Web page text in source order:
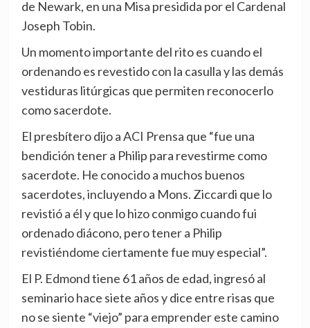
de Newark, en una Misa presidida por el Cardenal
Joseph Tobin.
Un momento importante del rito es cuando el
ordenando es revestido con la casulla y las demás
vestiduras litúrgicas que permiten reconocerlo
como sacerdote.
El presbítero dijo a ACI Prensa que “fue una
bendición tener a Philip para revestirme como
sacerdote. He conocido a muchos buenos
sacerdotes, incluyendo a Mons. Ziccardi que lo
revistió a él y que lo hizo conmigo cuando fui
ordenado diácono, pero tener a Philip
revistiéndome ciertamente fue muy especial”.
El P. Edmond tiene 61 años de edad, ingresó al
seminario hace siete años y dice entre risas que
no se siente “viejo” para emprender este camino